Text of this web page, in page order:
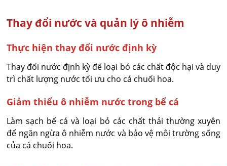
Thay đổi nước và quản lý ô nhiễm
Thực hiện thay đổi nước định kỳ
Thay đổi nước định kỳ để loại bỏ các chất độc hại và duy
trì chất lượng nước tối ưu cho cá chuối hoa.
Giảm thiểu ô nhiễm nước trong bể cá
Làm sạch bể cá và loại bỏ các chất thải thường xuyên
để ngăn ngừa ô nhiễm nước và bảo vệ môi trường sống
của cá chuối hoa.